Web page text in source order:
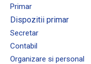
Primar
Dispozitii primar
Secretar
Contabil
Organizare si personal